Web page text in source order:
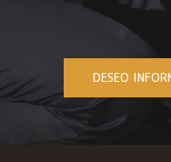
DESEO